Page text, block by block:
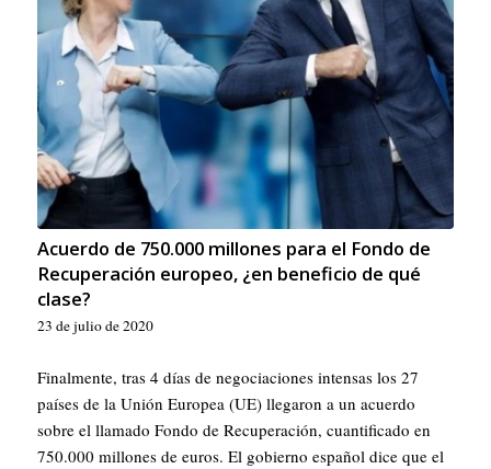
Acuerdo de 750.000 millones para el Fondo de
Recuperación europeo, ¿en beneficio de qué
clase?
23 de julio de 2020
Finalmente, tras 4 días de negociaciones intensas los 27
países de la Unión Europea (UE) llegaron a un acuerdo
sobre el llamado Fondo de Recuperación, cuantificado en
750.000 millones de euros. El gobierno español dice que el